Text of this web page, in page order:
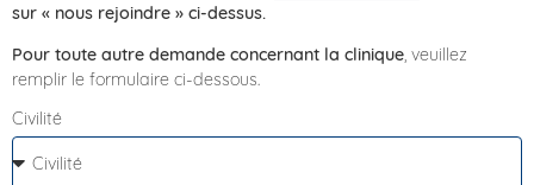
sur « nous rejoindre » ci-dessus.
Pour toute autre demande concernant la clinique, veuillez
remplir le formulaire ci-dessous.
Civilité